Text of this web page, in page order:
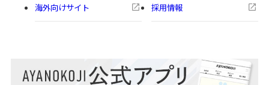
海外向けサイト 採用情報